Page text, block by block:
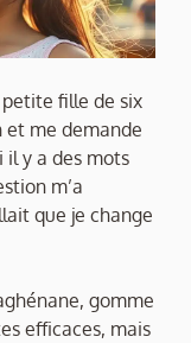
petite fille de six
me demande
il y a des mots
m’a
que je change
gomme
efficaces, mais